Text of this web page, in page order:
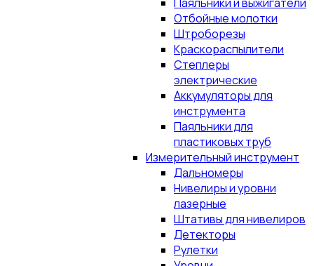
Отбойные молотки
Штроборезы
Краскораспылители
Степлеры
электрические
Аккумуляторы для
инструмента
Паяльники для
пластиковых труб
Измерительный инструмент
Дальномеры
Нивелиры и уровни
лазерные
Штативы для нивелиров
Детекторы
Рулетки